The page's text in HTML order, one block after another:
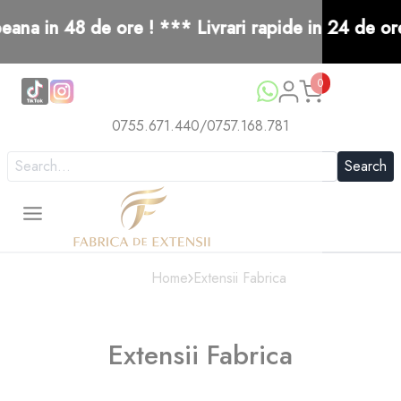
in 48 de ore ! *** Livrari rapide in 24 de
0
0755.671.440/0757.168.781
Search
Home Extensii Fabrica
Extensii Fabrica